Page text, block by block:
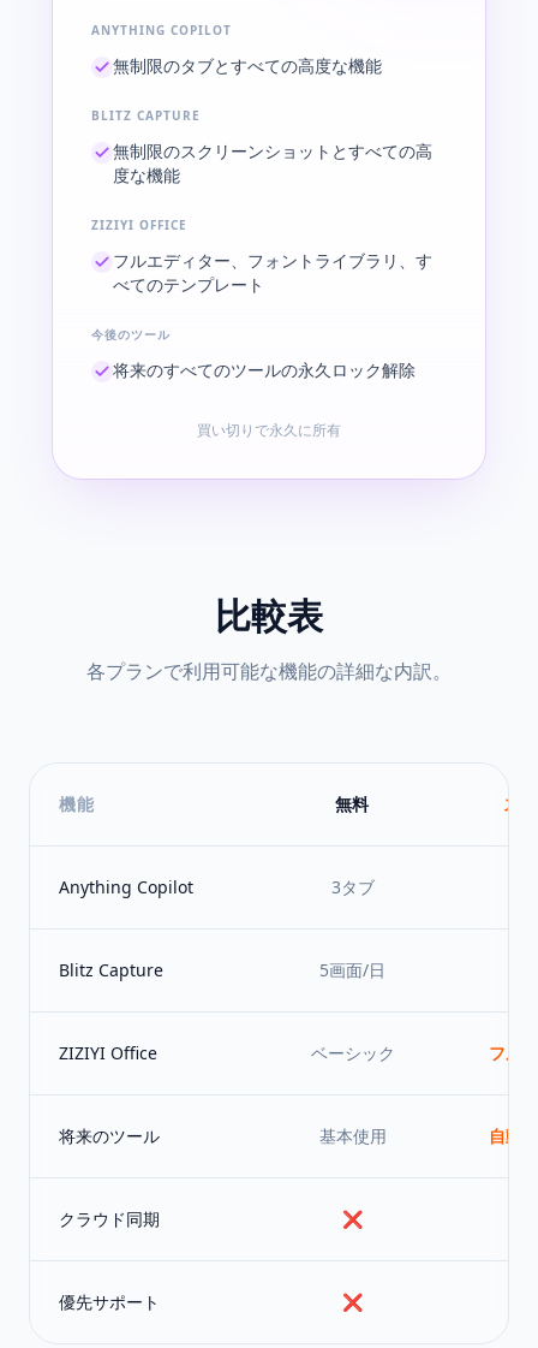
ANYTHING COPILOT
無制限のタブとすべての高度な機能
BLITZ CAPTURE
無制限のスクリーンショットとすべての高
度な機能
ZIZIYI OFFICE
フルエディター、フォントライブラリ、す
べてのテンプレート
今後のツール
将来のすべてのツールの永久ロック解除
買い切りで永久に所有
比較表
各プランで利用可能な機能の詳細な内訳。
機能 無料 ス
Anything Copilot 3タブ
Blitz Capture 5画面/日
ZIZIYI Office ベーシック フル
将来のツール 基本使用 自動
クラウド同期 ❌
優先サポート ❌